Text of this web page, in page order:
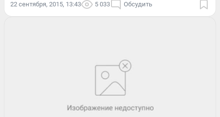
22 сентября, 2015, 13:43 5 033 Обсудить